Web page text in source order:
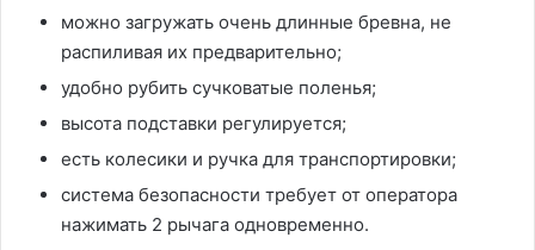
можно загружать очень длинные бревна, не
распиливая их предварительно;
удобно рубить сучковатые поленья;
высота подставки регулируется;
есть колесики и ручка для транспортировки;
система безопасности требует от оператора
нажимать 2 рычага одновременно.